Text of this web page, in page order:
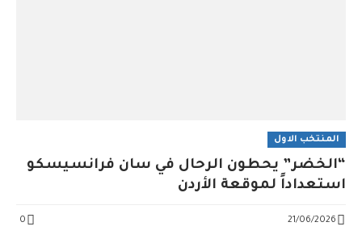
المنتخب الاول
“الخضر” يحطون الرحال في سان فرانسيسكو
استعداداً لموقعة الأردن
21/06/2026
0